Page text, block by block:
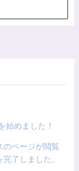
始めました！
のページが閲覧
了しました。